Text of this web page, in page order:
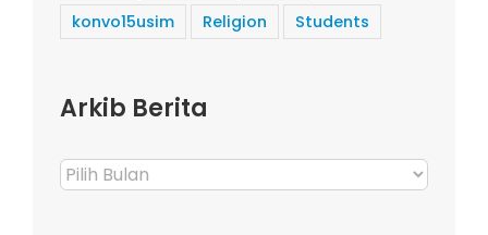
konvo15usim
Religion Students
Arkib Berita
Arkib
Berita